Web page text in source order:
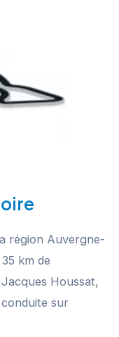
région Auvergne-
km de
Houssat,
sur